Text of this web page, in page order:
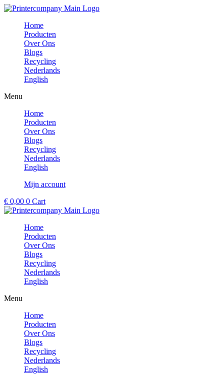
Ga
inhoud
Home
Producten
Over Ons
Blogs
Recycling
Nederlands
English
Menu
Home
Producten
Over Ons
Blogs
Recycling
Nederlands
English
Mijn account
€ 0,00 0 Cart
Home
Producten
Over Ons
Blogs
Recycling
Nederlands
English
Menu
Home
Producten
Over Ons
Blogs
Recycling
Nederlands
English